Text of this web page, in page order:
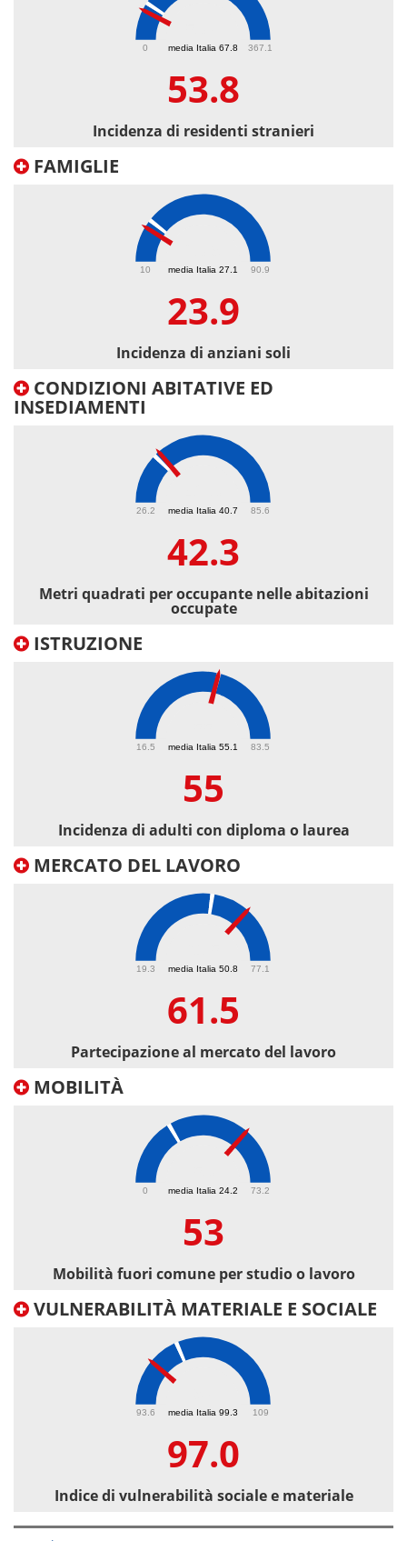
media Italia 67.8
0 367.1
53.8
Incidenza di residenti stranieri
FAMIGLIE
media Italia 27.1
10 90.9
23.9
Incidenza di anziani soli
CONDIZIONI ABITATIVE ED
INSEDIAMENTI
media Italia 40.7
26.2 85.6
42.3
Metri quadrati per occupante nelle abitazioni
occupate
ISTRUZIONE
media Italia 55.1
16.5 83.5
55
Incidenza di adulti con diploma o laurea
MERCATO DEL LAVORO
media Italia 50.8
19.3 77.1
61.5
Partecipazione al mercato del lavoro
MOBILITÀ
media Italia 24.2
0 73.2
53
Mobilità fuori comune per studio o lavoro
VULNERABILITÀ MATERIALE E SOCIALE
media Italia 99.3
93.6 109
97.0
Indice di vulnerabilità sociale e materiale